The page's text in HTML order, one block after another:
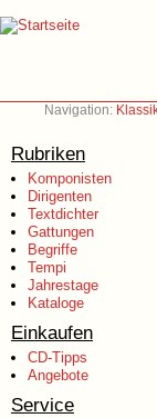
Navigation:
Rubriken
Komponisten
Dirigenten
Textdichter
Gattungen
Begriffe
Tempi
Jahrestage
Kataloge
Einkaufen
CD-Tipps
Angebote
Service